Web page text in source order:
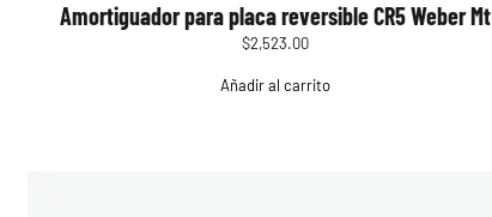
Amortiguador para placa reversible CR5 Weber Mt
$2,523.00
Añadir al carrito